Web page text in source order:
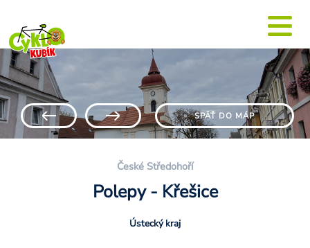
SPÄŤ DO MÁP
České Středohoří
Polepy - Křešice
Ústecký kraj